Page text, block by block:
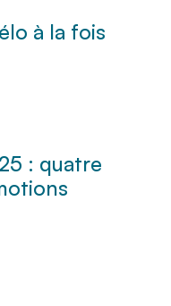
à la fois
: quatre